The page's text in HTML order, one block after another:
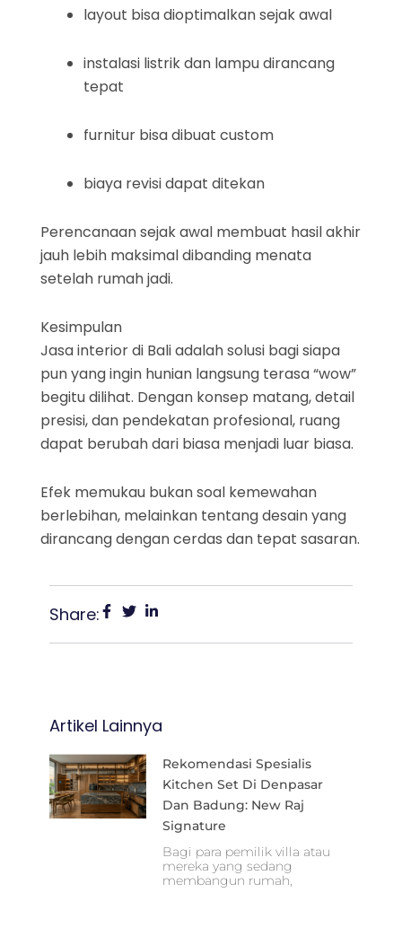
layout bisa dioptimalkan sejak awal
instalasi listrik dan lampu dirancang
tepat
furnitur bisa dibuat custom
biaya revisi dapat ditekan
Perencanaan sejak awal membuat hasil akhir
jauh lebih maksimal dibanding menata
setelah rumah jadi.
Kesimpulan
Jasa interior di Bali adalah solusi bagi siapa
pun yang ingin hunian langsung terasa “wow”
begitu dilihat. Dengan konsep matang, detail
presisi, dan pendekatan profesional, ruang
dapat berubah dari biasa menjadi luar biasa.
Efek memukau bukan soal kemewahan
berlebihan, melainkan tentang desain yang
dirancang dengan cerdas dan tepat sasaran.
Share:
Artikel Lainnya
Rekomendasi Spesialis
Kitchen Set Di Denpasar
Dan Badung: New Raj
Signature
Bagi para pemilik villa atau
mereka yang sedang
membangun rumah,